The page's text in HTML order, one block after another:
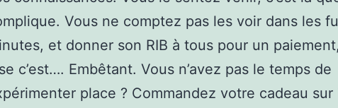
Vous ne comptez pas les voir dans les
et donner son RIB à tous pour un
c’est…. Embêtant. Vous n’avez pas le temps de
place ? Commandez votre cadeau